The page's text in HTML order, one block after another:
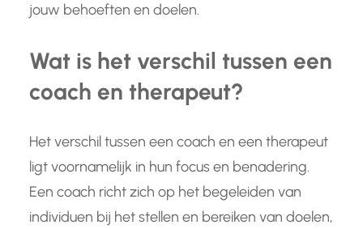
jouw behoeften en doelen.
Wat is het verschil tussen een
coach en therapeut?
Het verschil tussen een coach en een therapeut
ligt voornamelijk in hun focus en benadering.
Een coach richt zich op het begeleiden van
individuen bij het stellen en bereiken van doelen,